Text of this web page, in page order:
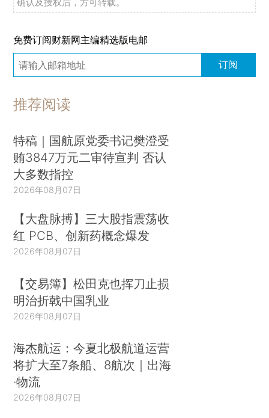
免费订阅财新网主编精选版电邮
订阅
推荐阅读
特稿｜国航原党委书记樊澄受
贿3847万元二审待宣判 否认
大多数指控
2026年08月07日
【大盘脉搏】三大股指震荡收
红 PCB、创新药概念爆发
2026年08月07日
【交易簿】松田克也挥刀止损
明治折戟中国乳业
2026年08月07日
海杰航运：今夏北极航道运营
将扩大至7条船、8航次｜出海
·物流
2026年08月07日